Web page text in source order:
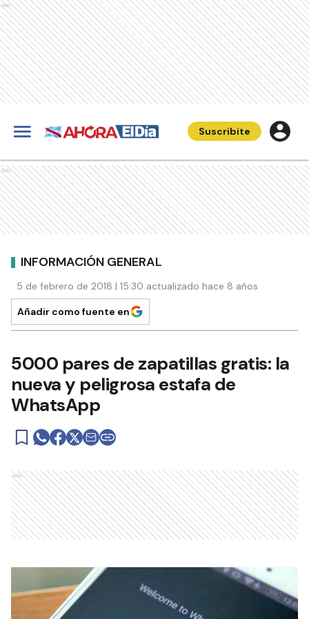
Ads
Suscribite
Ads
INFORMACIÓN GENERAL
5 de febrero de 2018 | 15:30 actualizado hace 8 años
Añadir como fuente en
5000 pares de zapatillas gratis: la
nueva y peligrosa estafa de
WhatsApp
Ads